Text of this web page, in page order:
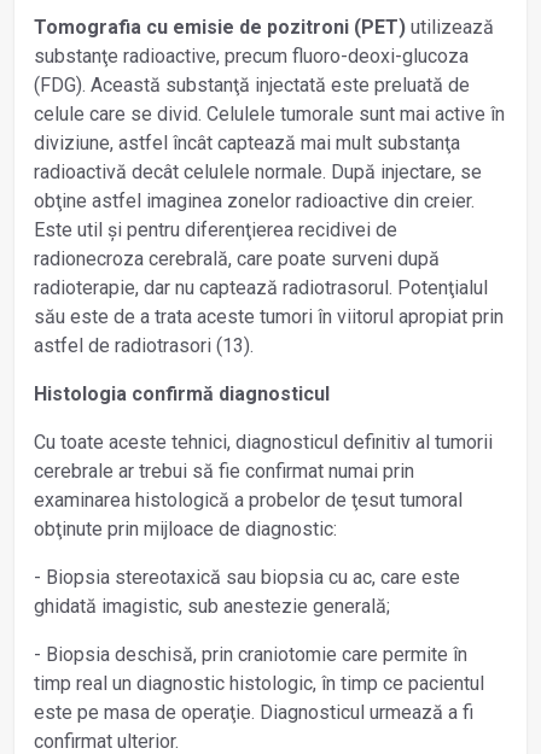
Tomografia cu emisie de pozitroni (PET) utilizează
substanţe radioactive, precum fluoro-deoxi-glucoza
(FDG). Această substanţă injectată este preluată de
celule care se divid. Celulele tumorale sunt mai active în
diviziune, astfel încât captează mai mult substanţa
radioactivă decât celulele normale. După injectare, se
obţine astfel imaginea zonelor radioactive din creier.
Este util și pentru diferenţierea recidivei de
radionecroza cerebrală, care poate surveni după
radioterapie, dar nu captează radiotrasorul. Potenţialul
său este de a trata aceste tumori în viitorul apropiat prin
astfel de radiotrasori (13).
Histologia confirmă diagnosticul
Cu toate aceste tehnici, diagnosticul definitiv al tumorii
cerebrale ar trebui să fie confirmat numai prin
examinarea histologică a probelor de ţesut tumoral
obţinute prin mijloace de diagnostic:
- Biopsia stereotaxică sau biopsia cu ac, care este
ghidată imagistic, sub anestezie generală;
- Biopsia deschisă, prin craniotomie care permite în
timp real un diagnostic histologic, în timp ce pacientul
este pe masa de operaţie. Diagnosticul urmează a fi
confirmat ulterior.